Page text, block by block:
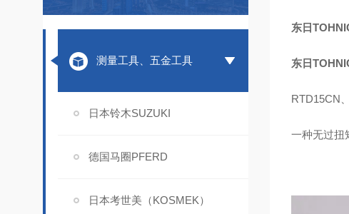
测量工具、五金工具
日本铃木SUZUKI
德国马圈PFERD
日本考世美（KOSMEK）
东日
东日
RTD15CN
一种无过扭